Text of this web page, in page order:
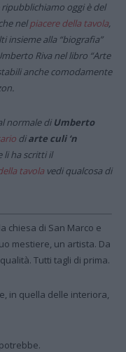
oggi è del
nelpiacere della tavola,
insieme alla “biografia”
Riva nel libro “Arte
anche comodamente
normale di Umberto
diarte culi ‘n
li ha scritti il
tavola vedi qualcosa di
chiesa di San Marco e
mestiere, un artista. Da
Tutti tagli di prima.
in quella delle interiora,